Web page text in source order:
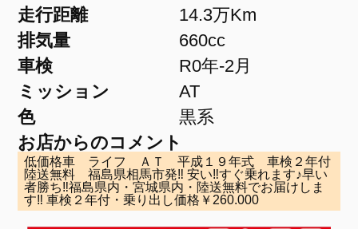
走行距離
14.3万Km
排気量
660cc
車検
R0年-2月
ミッション
AT
色
黒系
お店からのコメント
低価格車 ライフ ＡＴ 平成１９年式 車検２年付
陸送無料 福島県相馬市発‼ 安い‼すぐ乗れます♪早い
者勝ち‼福島県内・宮城県内・陸送無料でお届けしま
す‼ 車検２年付・乗り出し価格￥260.000